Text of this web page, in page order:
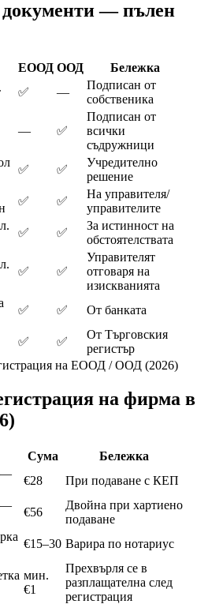
документи — пълен
ЕООД ООД
Бележка
✅ —
Подписан от
собственика
— ✅
Подписан от
всички
съдружници
✅ ✅
Учредително
решение
✅ ✅
На управителя/
управителите
✅ ✅
За истинност на
обстоятелствата
✅ ✅
Управителят
отговаря на
изискванията
✅ ✅
От банката
✅ ✅
От Търговския
регистър
на ЕООД / ООД (2026)
на фирма в
Сума
Бележка
—
€28
При подаване с КЕП
—
€56
Двойна при хартиено
подаване
€15–30 Варира по нотариус
мин.
€1
Прехвърля се в
разплащателна след
регистрация